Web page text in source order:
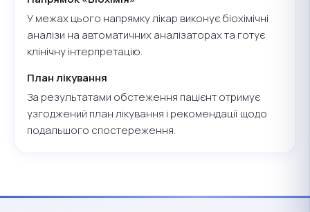
У межах цього напрямку лікар виконує біохімічні
аналізи на автоматичних аналізаторах та готує
клінічну інтерпретацію.
План лікування
За результатами обстеження пацієнт отримує
узгоджений план лікування і рекомендації щодо
подальшого спостереження.